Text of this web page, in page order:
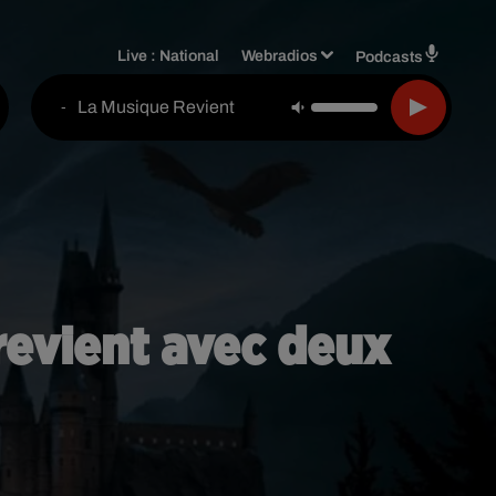
Live : National Webradios Podcasts
- La Musique Revient
avec deux